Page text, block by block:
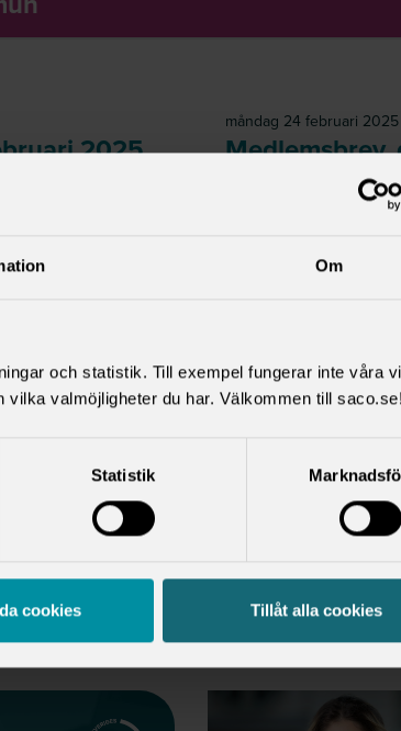
Om
och statistik. Till exempel fungerar inte våra
valmöjligheter du har. Välkommen till saco.se!
Statistik
cookies Tillåt alla cookies
2025
måndag 24 februari 2025